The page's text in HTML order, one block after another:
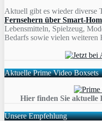
Aktuell gibt es wieder diverse
Fernsehern über Smart-
Lebensmitteln, Spielzeug,
Bedarfs sowie vielen weiteren
Aktuelle Prime Video Boxsets
Hier finden Sie aktuelle
Unsere Empfehlung